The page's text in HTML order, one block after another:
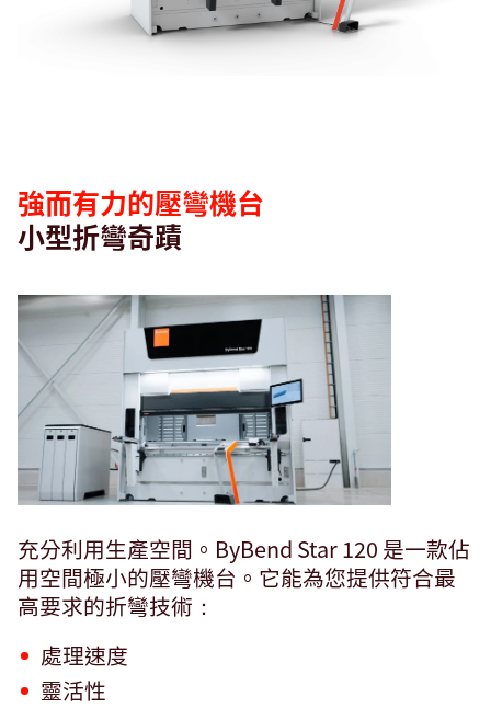
強而有力的壓彎機台
小型折彎奇蹟
充分利用生產空間。ByBend Star 120 是一款佔
用空間極小的壓彎機台。它能為您提供符合最
高要求的折彎技術：
處理速度
靈活性